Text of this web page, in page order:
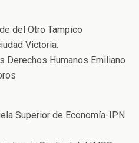
del Otro Tampico
Victoria.
Derechos Humanos Emiliano
Superior de Economía-IPN